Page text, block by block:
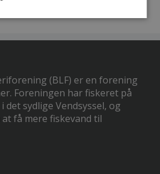
(BLF) er en forening
Foreningen har fiskeret på
det sydlige Vendsyssel, og
få mere fiskevand til